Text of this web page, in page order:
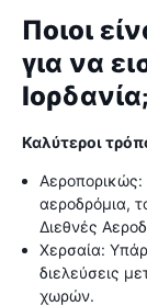
Ποιοι
για να
Ιορδανία;
Καλύτεροι
Αεροπορικώς:
αεροδρόμια,
Διεθνές
Χερσαία:
διελεύσεις
χωρών.